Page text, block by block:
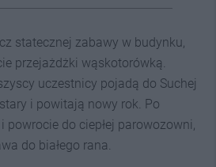
statecznej zabawy w budynku,
przejażdżki wąskotorówką.
uczestnicy pojadą do Suchej
i powitają nowy rok. Po
do ciepłej parowozowni,
do białego rana.